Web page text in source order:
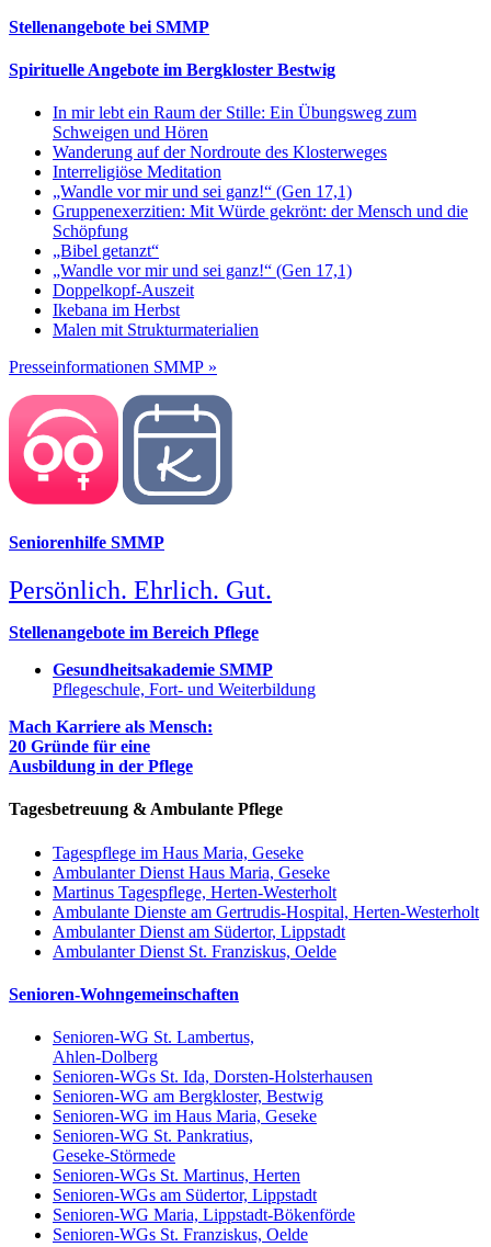
Stellenangebote bei SMMP
Spirituelle Angebote im Bergkloster Bestwig
In mir lebt ein Raum der Stille: Ein Übungsweg zum
Schweigen und Hören
Wanderung auf der Nordroute des Klosterweges
Interreligiöse Meditation
„Wandle vor mir und sei ganz!“ (Gen 17,1)
Gruppenexerzitien: Mit Würde gekrönt: der Mensch und die
Schöpfung
„Bibel getanzt“
„Wandle vor mir und sei ganz!“ (Gen 17,1)
Doppelkopf-Auszeit
Ikebana im Herbst
Malen mit Strukturmaterialien
Presseinformationen SMMP »
Seniorenhilfe SMMP
Persönlich. Ehrlich. Gut.
Stellenangebote im Bereich Pflege
Gesundheitsakademie SMMP
Pflegeschule, Fort- und Weiterbildung
Mach Karriere als Mensch:
20 Gründe für eine
Ausbildung in der Pflege
Tagesbetreuung & Ambulante Pflege
Tagespflege im Haus Maria, Geseke
Ambulanter Dienst Haus Maria, Geseke
Martinus Tagespflege, Herten-Westerholt
Ambulante Dienste am Gertrudis-Hospital, Herten-Westerholt
Ambulanter Dienst am Südertor, Lippstadt
Ambulanter Dienst St. Franziskus, Oelde
Senioren-Wohngemeinschaften
Senioren-WG St. Lambertus,
Ahlen-Dolberg
Senioren-WGs St. Ida, Dorsten-Holsterhausen
Senioren-WG am Bergkloster, Bestwig
Senioren-WG im Haus Maria, Geseke
Senioren-WG St. Pankratius,
Geseke-Störmede
Senioren-WGs St. Martinus, Herten
Senioren-WGs am Südertor, Lippstadt
Senioren-WG Maria, Lippstadt-Bökenförde
Senioren-WGs St. Franziskus, Oelde